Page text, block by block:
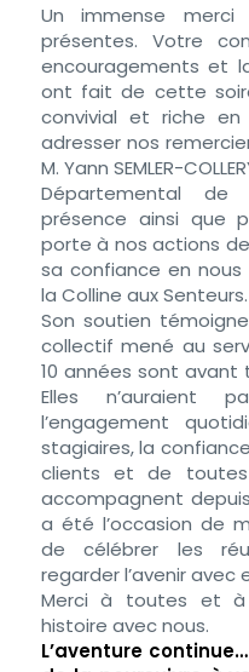
Un immense
présentes. Votre
encouragements et
ont fait de cette
convivial et riche
adresser nos
M. Yann SEMLER-
Départemental de
présence ainsi que
porte à nos actions
sa confiance en
la Colline aux Senteurs.
Son soutien
collectif mené au
10 années sont avant
Elles n’auraient
l’engagement
stagiaires, la
clients et de
accompagnent
a été l’occasion de
de célébrer les
regarder l’avenir avec
Merci à toutes et à
histoire avec nous.
L’aventure